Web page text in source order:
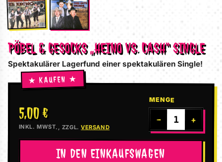
PÖBEL & GESOCKS „HEINO VS. CASH“ SINGLE
Spektakulärer Lagerfund einer spektakulären Single!
5,00 €
INKL. MWST., ZZGL.VERSAND
MENGE
− +
IN DEN EINKAUFSWAGEN